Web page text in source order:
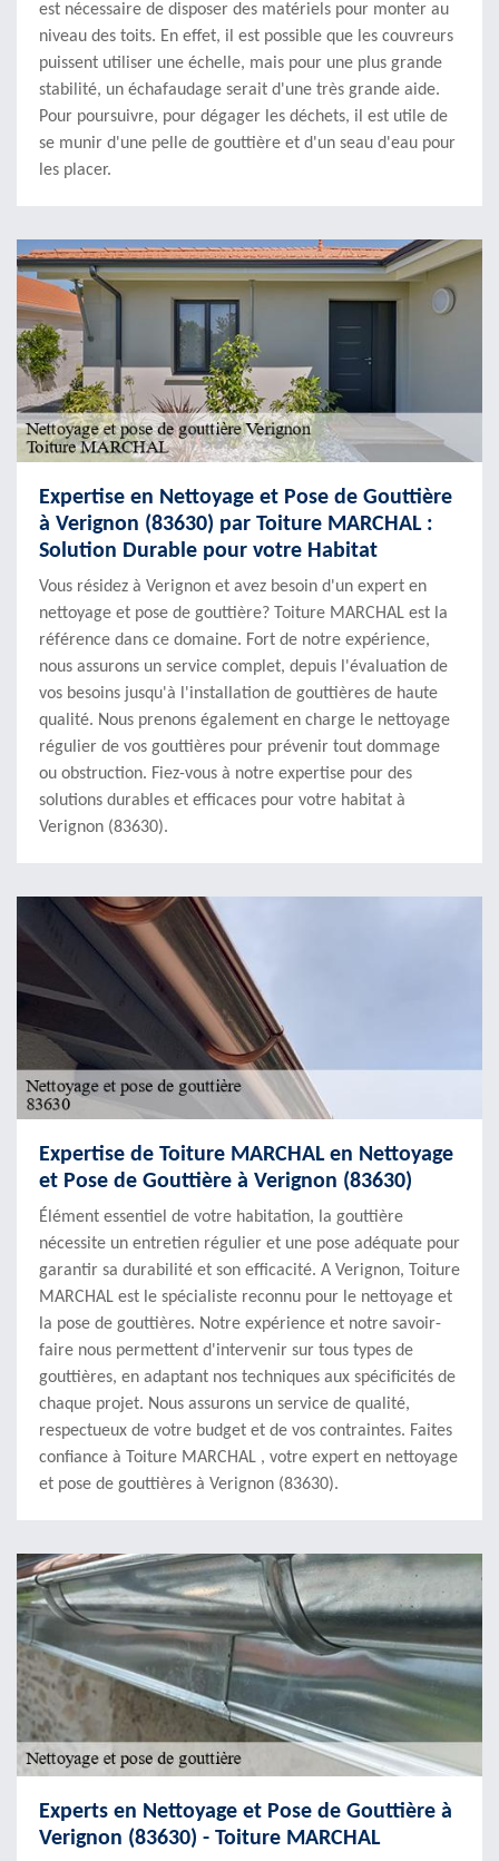
est nécessaire de disposer des matériels pour monter au
niveau des toits. En effet, il est possible que les couvreurs
puissent utiliser une échelle, mais pour une plus grande
stabilité, un échafaudage serait d'une très grande aide.
Pour poursuivre, pour dégager les déchets, il est utile de
se munir d'une pelle de gouttière et d'un seau d'eau pour
les placer.
Expertise en Nettoyage et Pose de Gouttière
à Verignon (83630) par Toiture MARCHAL :
Solution Durable pour votre Habitat
Vous résidez à Verignon et avez besoin d'un expert en
nettoyage et pose de gouttière? Toiture MARCHAL est la
référence dans ce domaine. Fort de notre expérience,
nous assurons un service complet, depuis l'évaluation de
vos besoins jusqu'à l'installation de gouttières de haute
qualité. Nous prenons également en charge le nettoyage
régulier de vos gouttières pour prévenir tout dommage
ou obstruction. Fiez-vous à notre expertise pour des
solutions durables et efficaces pour votre habitat à
Verignon (83630).
Expertise de Toiture MARCHAL en Nettoyage
et Pose de Gouttière à Verignon (83630)
Élément essentiel de votre habitation, la gouttière
nécessite un entretien régulier et une pose adéquate pour
garantir sa durabilité et son efficacité. A Verignon, Toiture
MARCHAL est le spécialiste reconnu pour le nettoyage et
la pose de gouttières. Notre expérience et notre savoir-
faire nous permettent d'intervenir sur tous types de
gouttières, en adaptant nos techniques aux spécificités de
chaque projet. Nous assurons un service de qualité,
respectueux de votre budget et de vos contraintes. Faites
confiance à Toiture MARCHAL , votre expert en nettoyage
et pose de gouttières à Verignon (83630).
Experts en Nettoyage et Pose de Gouttière à
Verignon (83630) - Toiture MARCHAL